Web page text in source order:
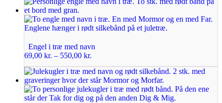
Engel i træ med navn
69,00 kr. – 550,00 kr.